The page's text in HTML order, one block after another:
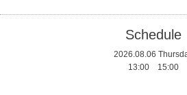
Schedule
2026.08.06
13:00 15:00